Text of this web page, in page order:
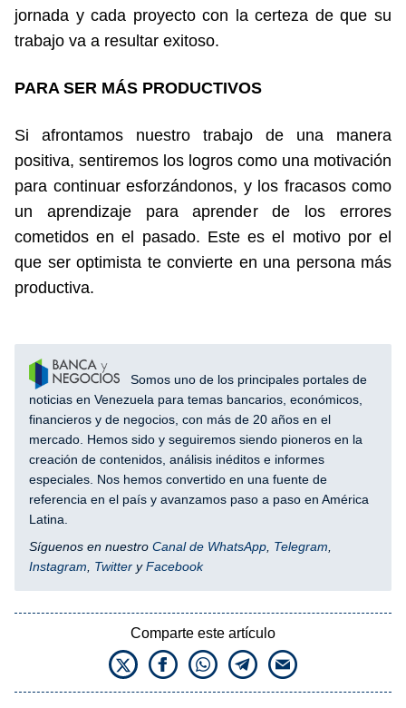
jornada y cada proyecto con la certeza de que su
trabajo va a resultar exitoso.
PARA SER MÁS PRODUCTIVOS
Si afrontamos nuestro trabajo de una manera
positiva, sentiremos los logros como una motivación
para continuar esforzándonos, y los fracasos como
un aprendizaje para aprender de los errores
cometidos en el pasado. Este es el motivo por el
que ser optimista te convierte en una persona más
productiva.
Somos uno de los principales portales de
noticias en Venezuela para temas bancarios, económicos,
financieros y de negocios, con más de 20 años en el
mercado. Hemos sido y seguiremos siendo pioneros en la
creación de contenidos, análisis inéditos e informes
especiales. Nos hemos convertido en una fuente de
referencia en el país y avanzamos paso a paso en América
Latina.
Síguenos en nuestro Canal de WhatsApp Telegram
Instagram
Twitter yFacebook
Comparte este artículo